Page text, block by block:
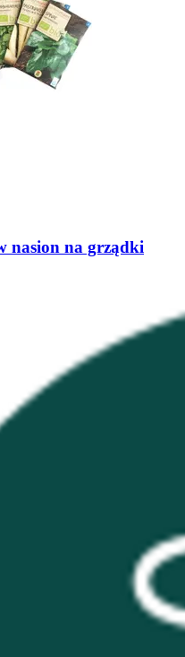
nasion na grządki